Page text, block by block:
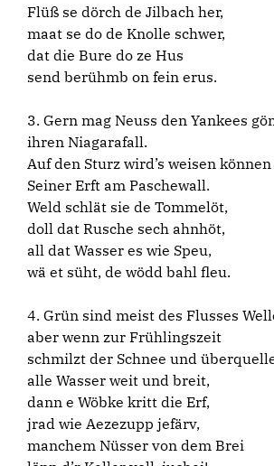
Flüß se dörch de Jilbach her,
maat se do de Knolle schwer,
dat die Bure do ze Hus
send berühmb on fein erus.
3. Gern mag Neuss den Yankees
ihren Niagarafall.
Auf den Sturz wird’s weisen können
Seiner Erft am Paschewall.
Weld schlät sie de Tommelöt,
doll dat Rusche sech ahnhöt,
all dat Wasser es wie Speu,
wä et süht, de wödd bahl fleu.
4. Grün sind meist des Flusses
aber wenn zur Frühlingszeit
schmilzt der Schnee und
alle Wasser weit und breit,
dann e Wöbke kritt die Erf,
jrad wie Aezezupp jefärv,
manchem Nüsser von dem Brei